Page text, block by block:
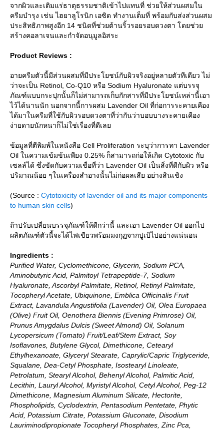
จากผิวและเติมแร่ธาตุธรรมชาติเข้าไปแทนที่ ช่วยให้ส่วนผสมใน
ครีมบำรุง เช่น ไฮยาลูโรนิก เอซิด ทำงานเต็มที่ พร้อมกับส่งส่วนผสม
ประสิทธิภาพสูงอีก 14 ชนิดที่ช่วยต้านริ้วรอยรอบดวงตา โดยช่ว
สร้างคอลาเจนและกำจัดอนุมูลอิสระ
Product Reviews :
อายครีมตัวนี้มีส่วนผสมที่มีประโยชน์กับผิวจริงอยู่หลายตัวทีเดียว ไม่
ว่าจะเป็น Retinol, Co-Q10 หรือ Sodium Hyaluronate แต่บรรจุ
ภัณฑ์แบบกระปุกนั้นก็ไม่สามารถเก็บกักสารที่มีประโยชน์เหล่านี้เอา
ไว้ได้นานนัก นอกจากนี้การผสม Lavender Oil ที่ก่อการระคายเคือง
ได้มาในครีมที่ใช้กับผิวรอบดวงตาที่ว่ากันว่าบอบบางระคายเคือง
ง่ายดายนักหนาก็ไม่ใช่เรื่องที่ดีเล
ข้อมูลที่ตีพิมพ์ในหนังสือ Cell Proliferation ระบุว่าการทา Lavender
Oil ในความเข้มข้นเพียง 0.25% ก็สามารถก่อให้เกิด Cytotoxic กับ
เซลล์ได้ ซึ่งขัดกับความเชื่อที่ว่า Lavender Oil เป็นสิ่งที่ดีกับผิว หรือ
ปริมาณน้อย ๆในเครื่องสำอางนั้นไม่ก่อผลเสีย อย่างสินเชิง
(Source : Cytotoxicity of lavender oil and its major components
to human skin cells)
ถ้าปรับเปลี่ยนบรรจุภัณฑ์ให้ดีกว่านี้ และเอา Lavender Oil ออกไป
ผลิตภัณฑ์ตัวนี้จะได้ไฟเขียวพร้อมมงกุฏจากปูเป้ไปอย่างแน่นอน
Ingredients :
Purified Water, Cyclomethicone, Glycerin, Sodium PCA,
Aminobutyric Acid, Palmitoyl Tetrapeptide-7, Sodium
Hyaluronate, Ascorbyl Palmitate, Retinol, Retinyl Palmitate,
Tocopheryl Acetate, Ubiquinone, Emblica Officinalis Fruit
Extract, Lavandula Angustifolia (Lavender) Oil, Olea Europaea
(Olive) Fruit Oil, Oenothera Biennis (Evening Primrose) Oil,
Prunus Amygdalus Dulcis (Sweet Almond) Oil, Solanum
Lycopersicum (Tomato) Fruit/Leaf/Stem Extract, Soy
Isoflavones, Butylene Glycol, Dimethicone, Cetearyl
Ethylhexanoate, Glyceryl Stearate, Caprylic/Capric Triglyceride,
Squalane, Dea-Cetyl Phosphate, Isostearyl Linoleate,
Petrolatum, Stearyl Alcohol, Behenyl Alcohol, Palmitic Acid,
Lecithin, Lauryl Alcohol, Myristyl Alcohol, Cetyl Alcohol, Peg-12
Dimethicone, Magnesium Aluminum Silicate, Hectorite,
Phospholipids, Cyclodextrin, Pentasodium Pentetate, Phytic
Acid, Potassium Citrate, Potassium Gluconate, Disodium
Lauriminodipropionate Tocopheryl Phosphates, Zinc Pca,